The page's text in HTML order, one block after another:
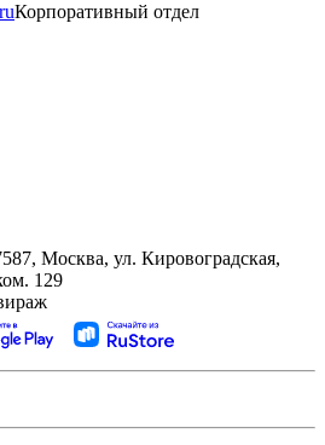
Корпоративный отдел
Москва, ул. Кировоградская,
129